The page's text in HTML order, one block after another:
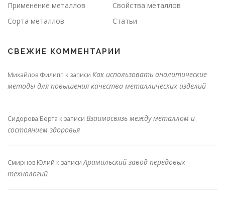
Применение металлов
Свойства металлов
Сорта металлов
Статьи
СВЕЖИЕ КОММЕНТАРИИ
Михайлов Филипп к записи Как использовать аналитические
методы для повышения качества металлических изделий
Сидорова Берта к записи Взаимосвязь между металлом и
состоянием здоровья
Смирнов Юлий к записиАрамильский завод передовых
технологий